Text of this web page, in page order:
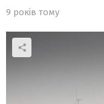
9 років тому